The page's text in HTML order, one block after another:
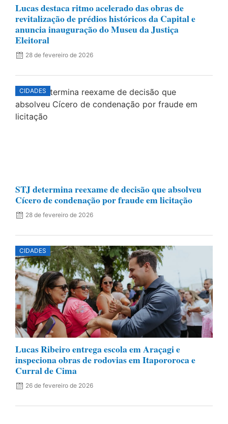
Lucas destaca ritmo acelerado das obras de
revitalização de prédios históricos da Capital e
anuncia inauguração do Museu da Justiça
Eleitoral
28 de fevereiro de 2026
CIDADES
STJ determina reexame de decisão que absolveu
Cícero de condenação por fraude em licitação
28 de fevereiro de 2026
CIDADES
Lucas Ribeiro entrega escola em Araçagi e
inspeciona obras de rodovias em Itapororoca e
Curral de Cima
26 de fevereiro de 2026